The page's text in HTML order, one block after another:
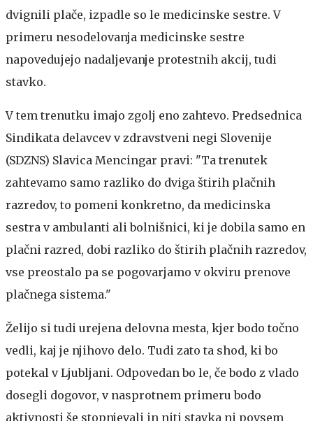
dvignili plače, izpadle so le medicinske sestre. V
primeru nesodelovanja medicinske sestre
napovedujejo nadaljevanje protestnih akcij, tudi
stavko.
V tem trenutku imajo zgolj eno zahtevo. Predsednica
Sindikata delavcev v zdravstveni negi Slovenije
(SDZNS) Slavica Mencingar pravi: "Ta trenutek
zahtevamo samo razliko do dviga štirih plačnih
razredov, to pomeni konkretno, da medicinska
sestra v ambulanti ali bolnišnici, ki je dobila samo en
plačni razred, dobi razliko do štirih plačnih razredov,
vse preostalo pa se pogovarjamo v okviru prenove
plačnega sistema."
Želijo si tudi urejena delovna mesta, kjer bodo točno
vedli, kaj je njihovo delo. Tudi zato ta shod, ki bo
potekal v Ljubljani. Odpovedan bo le, če bodo z vlado
dosegli dogovor, v nasprotnem primeru bodo
aktivnosti še stopnjevali in niti stavka ni povsem